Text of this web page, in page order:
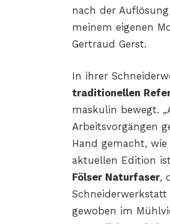
nach der
meinem eigenen
Gertraud Gerst.
In ihrer
traditionellen
maskulin bewegt.
Arbeitsvorgängen
Hand gemacht,
aktuellen Edition
Fölser Naturfaser,
gewoben im